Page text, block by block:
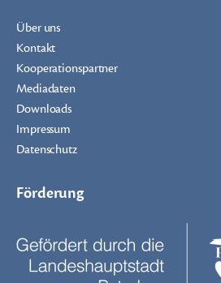
Über uns
Kontakt
Kooperationspartner
Mediadaten
Downloads
Impressum
Datenschutz
Förderung